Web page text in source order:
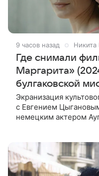
9 часов назад
Где снимали
Маргарита»
булгаковской
Экранизация
с Евгением
немецким актером